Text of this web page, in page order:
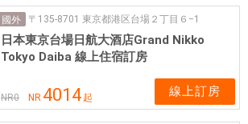
國外 〒135-8701 東京都港区台場２丁目６−1
日本東京台場日航大酒店Grand Nikko
Tokyo Daiba 線上住宿訂房
NR0 NR 4014 起 線上訂房